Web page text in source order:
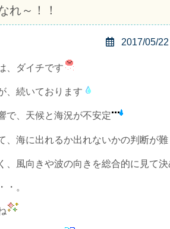
れ～！！
2017/05/22
、ダイチです
、続いております
で、天候と海況が不安定
、海に出れるか出れないかの判断が
、風向きや波の向きを総合的に見て
・。